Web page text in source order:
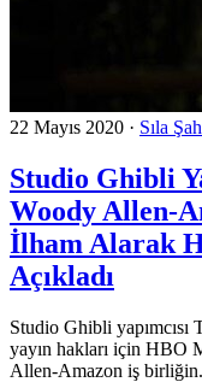
22 Mayıs 2020 · Sıla
Studio Ghibli
Woody Allen-
İlham Alarak
Açıkladı
Studio Ghibli
yayın hakları için HBO
Allen-Amazon iş